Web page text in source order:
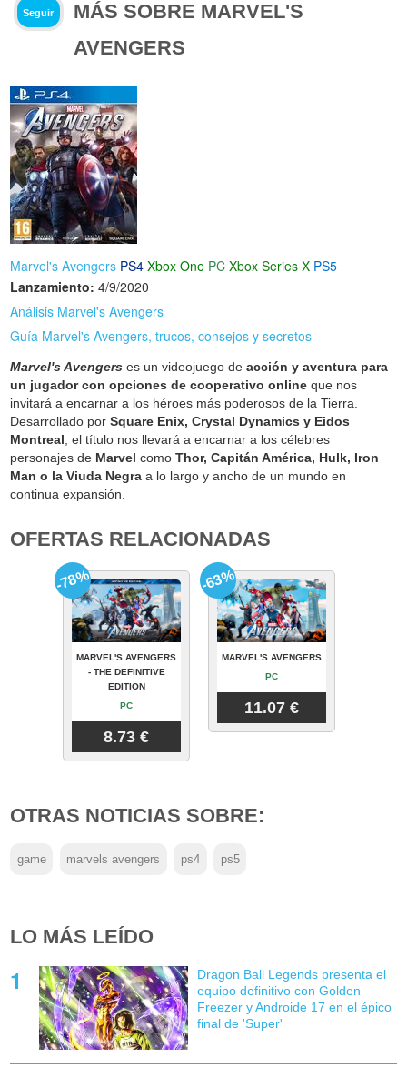
Seguir
MÁS SOBRE MARVEL'S
AVENGERS
Marvel's Avengers PS4 Xbox One PC Xbox Series X PS5
Lanzamiento: 4/9/2020
Análisis Marvel's Avengers
Guía Marvel's Avengers, trucos, consejos y secretos
Marvel's Avengers es un videojuego de acción y aventura para
un jugador con opciones de cooperativo online que nos
invitará a encarnar a los héroes más poderosos de la Tierra.
Desarrollado porSquare Enix, Crystal Dynamics y Eidos
Montreal , el título nos llevará a encarnar a los célebres
personajes de Marvel comoThor, Capitán América, Hulk, Iron
Man o la Viuda Negra a lo largo y ancho de un mundo en
continua expansión.
OFERTAS RELACIONADAS
MARVEL'S AVENGERS
- THE DEFINITIVE
EDITION
PC
8.73 €
-78%
MARVEL'S AVENGERS
PC
11.07 €
-63%
OTRAS NOTICIAS SOBRE:
game marvels avengers ps4 ps5
LO MÁS LEÍDO
Dragon Ball Legends presenta el
equipo definitivo con Golden
Freezer y Androide 17 en el épico
final de 'Super'